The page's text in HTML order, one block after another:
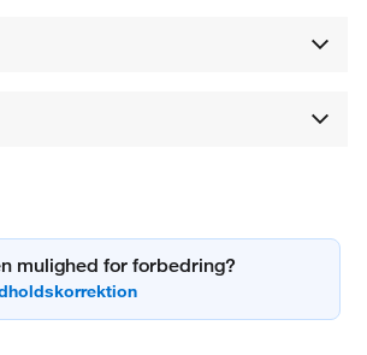
mulighed for forbedring?